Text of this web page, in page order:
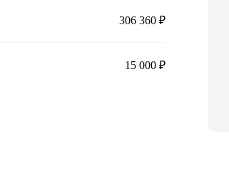
306 360 ₽
15 000 ₽